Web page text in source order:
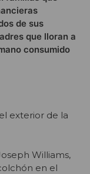
de sus
que lloran a
consumido
exterior de la
Williams,
en el